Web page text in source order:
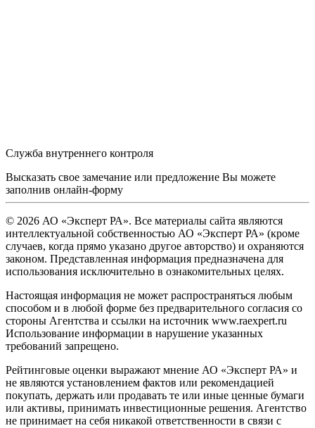
Служба внутреннего контроля
Высказать свое замечание или предложение Вы можете
заполнив онлайн-форму
© 2026 АО «Эксперт РА». Все материалы сайта являются
интеллектуальной собственностью АО «Эксперт РА» (кроме
случаев, когда прямо указано другое авторство) и охраняются
законом. Представленная информация предназначена для
использования исключительно в ознакомительных целях.
Настоящая информация не может распространяться любым
способом и в любой форме без предварительного согласия со
стороны Агентства и ссылки на источник www.raexpert.ru
Использование информации в нарушение указанных
требований запрещено.
Рейтинговые оценки выражают мнение АО «Эксперт РА» и
не являются установлением фактов или рекомендацией
покупать, держать или продавать те или иные ценные бумаги
или активы, принимать инвестиционные решения. Агентство
не принимает на себя никакой ответственности в связи с